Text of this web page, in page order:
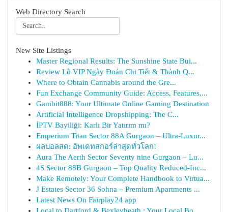
Web Directory Search
New Site Listings
Master Regional Results: The Sunshine State Bui...
Review Lô VIP Ngày Đoán Chi Tiết & Thành Q...
Where to Obtain Cannabis around the Gre...
Fun Exchange Community Guide: Access, Features,...
Gambit888: Your Ultimate Online Gaming Destination
Artificial Intelligence Dropshipping: The C...
İPTV Bayiliği: Karlı Bir Yatırım mı?
Emperium Titan Sector 88A Gurgaon – Ultra-Luxur...
ผลบอลสด: อัพเดทสกอร์ล่าสุดทั่วโลก!
Aura The Aerth Sector Seventy nine Gurgaon – Lu...
4S Sector 88B Gurgaon – Top Quality Reduced-Inc...
Make Remotely: Your Complete Handbook to Virtua...
J Estates Sector 36 Sohna – Premium Apartments ...
Latest News On Fairplay24 app